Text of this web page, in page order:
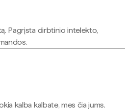
Pagrįsta dirbtinio intelekto,
kalba kalbate, mes čia jums.